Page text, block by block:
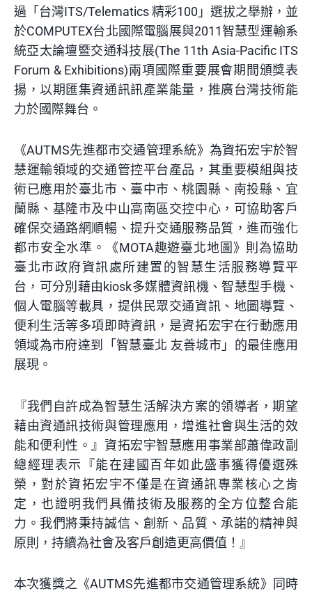
過「台灣ITS/Telematics 精彩100」選拔之舉辦，並
於COMPUTEX台北國際電腦展與2011智慧型運輸系
統亞太論壇暨交通科技展(The 11th Asia-Pacific ITS
Forum & Exhibitions)兩項國際重要展會期間頒獎表
揚，以期匯集資通訊訊產業能量，推廣台灣技術能
力於國際舞台。
《AUTMS先進都市交通管理系統》為資拓宏宇於智
慧運輸領域的交通管控平台產品，其重要模組與技
術已應用於臺北市、臺中市、桃園縣、南投縣、宜
蘭縣、基隆市及中山高南區交控中心，可協助客戶
確保交通路網順暢、提升交通服務品質，進而強化
都市安全水準。《MOTA趣遊臺北地圖》則為協助
臺北市政府資訊處所建置的智慧生活服務導覽平
台，可分別藉由kiosk多媒體資訊機、智慧型手機、
個人電腦等載具，提供民眾交通資訊、地圖導覽、
便利生活等多項即時資訊，是資拓宏宇在行動應用
領域為市府達到「智慧臺北 友善城市」的最佳應用
展現。
『我們自許成為智慧生活解決方案的領導者，期望
藉由資通訊技術與管理應用，增進社會與生活的效
能和便利性。』資拓宏宇智慧應用事業部蕭偉政副
總經理表示『能在建國百年如此盛事獲得優選殊
榮，對於資拓宏宇不僅是在資通訊專業核心之肯
定，也證明我們具備技術及服務的全方位整合能
力。我們將秉持誠信、創新、品質、承諾的精神與
原則，持續為社會及客戶創造更高價值！』
本次獲獎之《AUTMS先進都市交通管理系統》同時